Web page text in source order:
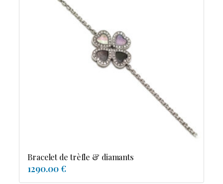
Bracelet de trèfle & diamants
1290.00 €